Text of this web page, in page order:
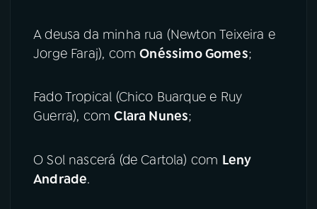
A deusa da minha rua (Newton Teixeira e
Jorge Faraj), comOnéssimo Gomes;
Fado Tropical (Chico Buarque e Ruy
Guerra), comClara Nunes;
O Sol nascerá (de Cartola) com Leny
Andrade.